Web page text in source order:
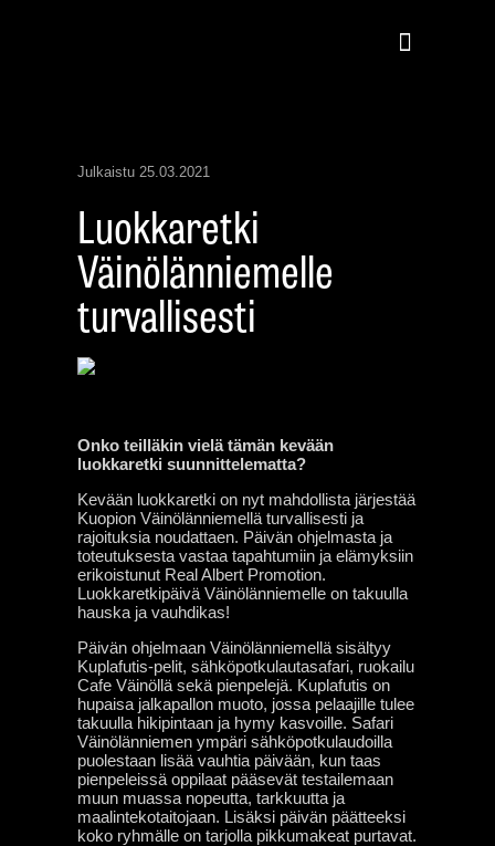
Julkaistu 25.03.2021
Luokkaretki
Väinölänniemelle
turvallisesti
Onko teilläkin vielä tämän kevään
luokkaretki suunnittelematta?
Kevään luokkaretki on nyt mahdollista järjestää
Kuopion Väinölänniemellä turvallisesti ja
rajoituksia noudattaen. Päivän ohjelmasta ja
toteutuksesta vastaa tapahtumiin ja elämyksiin
erikoistunut Real Albert Promotion.
Luokkaretkipäivä Väinölänniemelle on takuulla
hauska ja vauhdikas!
Päivän ohjelmaan Väinölänniemellä sisältyy
Kuplafutis-pelit, sähköpotkulautasafari, ruokailu
Cafe Väinöllä sekä pienpelejä. Kuplafutis on
hupaisa jalkapallon muoto, jossa pelaajille tulee
takuulla hikipintaan ja hymy kasvoille. Safari
Väinölänniemen ympäri sähköpotkulaudoilla
puolestaan lisää vauhtia päivään, kun taas
pienpeleissä oppilaat pääsevät testailemaan
muun muassa nopeutta, tarkkuutta ja
maalintekotaitojaan. Lisäksi päivän päätteeksi
koko ryhmälle on tarjolla pikkumakeat purtavat.